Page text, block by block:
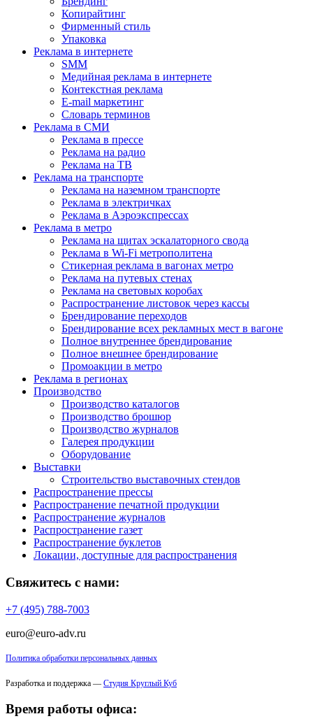
Копирайтинг
Фирменный стиль
Упаковка
Реклама в интернете
SMM
Медийная реклама в интернете
Контекстная реклама
E-mail маркетинг
Словарь терминов
Реклама в СМИ
Реклама в прессе
Реклама на радио
Реклама на ТВ
Реклама на транспорте
Реклама на наземном транспорте
Реклама в электричках
Реклама в Аэроэкспрессах
Реклама в метро
Реклама на щитах эскалаторного свода
Реклама в Wi-Fi метрополитена
Стикерная реклама в вагонах метро
Реклама на путевых стенах
Реклама на световых коробах
Распространение листовок через кассы
Брендирование переходов
Брендирование всех рекламных мест в вагоне
Полное внутреннее брендирование
Полное внешнее брендирование
Промоакции в метро
Реклама в регионах
Производство
Производство каталогов
Производство брошюр
Производство журналов
Галерея продукции
Оборудование
Выставки
Строительство выставочных стендов
Распространение прессы
Распространение печатной продукции
Распространение журналов
Распространение газет
Распространение буклетов
Локации, доступные для распространения
Свяжитесь с нами:
+7 (495) 788-7003
euro@euro-adv.ru
Политика обработки персональных данных
Разработка и поддержка — Студия Круглый Куб
Время работы офиса: